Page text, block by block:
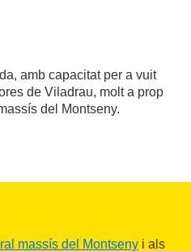
amb capacitat per a vuit
de Viladrau, molt a prop
del Montseny.
massís del Montseny i als